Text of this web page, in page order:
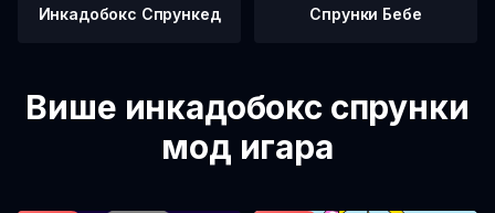
Инкадобокс Спрункед Спрунки Бебе
Више инкадобокс спрунки
мод игара